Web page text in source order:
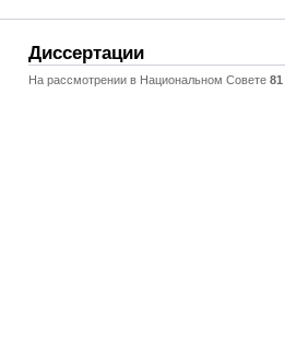
Диссертации
На рассмотрении в Национальном Совете 81